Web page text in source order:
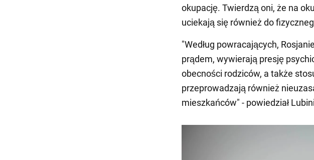
okupację. Twierdzą oni, że na
uciekają się również do
"Według powracających,
prądem, wywierają presję
obecności rodziców, a także
przeprowadzają również
mieszkańców" - powiedział